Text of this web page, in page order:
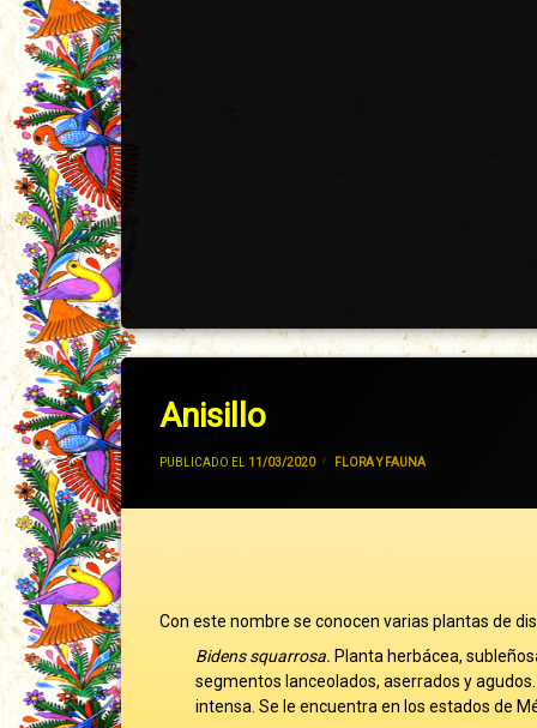
Anisillo
PUBLICADO EL 11/03/2020 CATEGORÍAS:
FLORA Y FAUNA
Con este nombre se conocen varias plantas de
Bidens squarrosa. Planta herbácea,
segmentos lanceolados, aserrados y
intensa. Se le encuentra en los estados de